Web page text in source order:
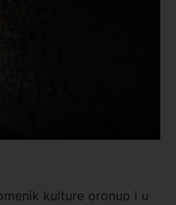
kulture oronuo i u